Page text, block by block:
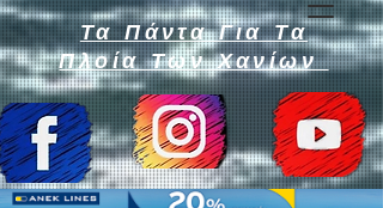
Τα Πάντα Για Τα
Πλοία Των Χανίων